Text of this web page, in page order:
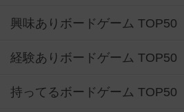
興味ありボードゲーム TOP50
経験ありボードゲーム TOP50
持ってるボードゲーム TOP50